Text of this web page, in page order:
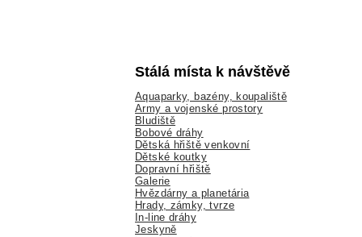
Stálá místa k návštěvě
Aquaparky, bazény, koupaliště
Army a vojenské prostory
Bludiště
Bobové dráhy
Dětská hřiště venkovní
Dětské koutky
Dopravní hřiště
Galerie
Hvězdárny a planetária
Hrady, zámky, tvrze
In-line dráhy
Jeskyně